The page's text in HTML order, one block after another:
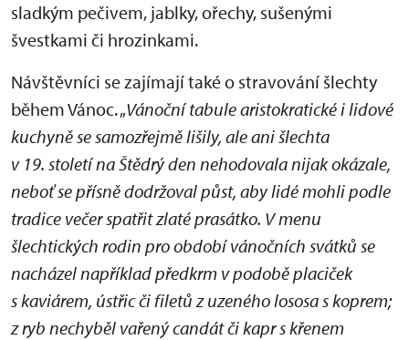
sladkým pečivem, jablky, ořechy, sušenými
švestkami či hrozinkami.
Návštěvníci se zajímají také o stravování šlechty
během Vánoc. „Vánoční tabule aristokratické i lidové
kuchyně se samozřejmě lišily, ale ani šlechta
v 19. století na Štědrý den nehodovala nijak okázale,
neboť se přísně dodržoval půst, aby lidé mohli podle
tradice večer spatřit zlaté prasátko. V menu
šlechtických rodin pro období vánočních svátků se
nacházel například předkrm v podobě placiček
s kaviárem, ústřic či filetů z uzeného lososa s koprem;
z ryb nechyběl vařený candát či kapr s křenem